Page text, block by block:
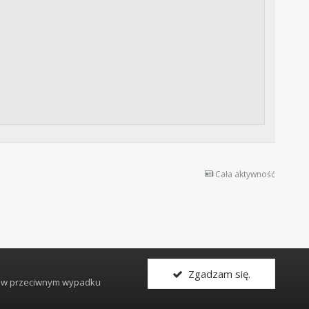
Cała aktywność
przeciwnym wypadku
Zgadzam się.